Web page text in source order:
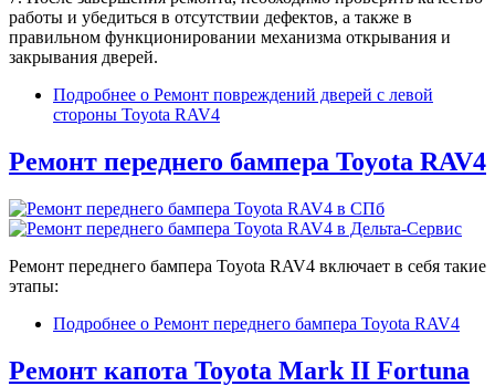
работы и убедиться в отсутствии дефектов, а также в
правильном функционировании механизма открывания и
закрывания дверей.
Подробнее о Ремонт повреждений дверей с левой
стороны Toyota RAV4
Ремонт переднего бампера Toyota RAV4
Ремонт переднего бампера Toyota RAV4 включает в себя такие
этапы:
Подробнее о Ремонт переднего бампера Toyota RAV4
Ремонт капота Toyota Mark II Fortuna